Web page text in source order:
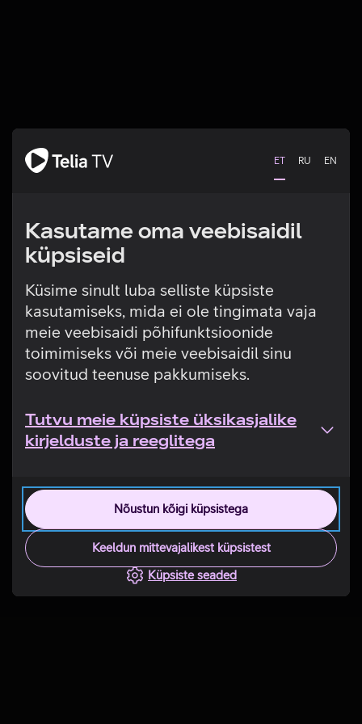
ET RU EN
Kasutame oma veebisaidil
küpsiseid
Küsime sinult luba selliste küpsiste
kasutamiseks, mida ei ole tingimata vaja
meie veebisaidi põhifunktsioonide
toimimiseks või meie veebisaidil sinu
soovitud teenuse pakkumiseks.
Tutvu meie küpsiste üksikasjalike
kirjelduste ja reeglitega
Nõustun kõigi küpsistega
Keeldun mittevajalikest küpsistest
Küpsiste seaded
Tehniline viga